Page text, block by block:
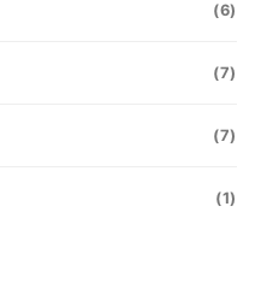
(6)
(7)
(7)
(1)